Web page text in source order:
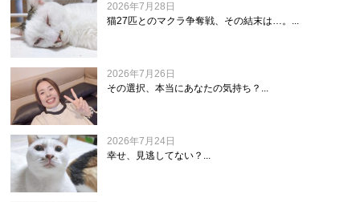
2026年7月28日
猫27匹とのマクラ争奪戦、その結末は…。...
2026年7月26日
その選択、本当にあなたの気持ち？...
2026年7月24日
幸せ、見逃してない？...